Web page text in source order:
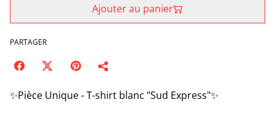
Ajouter au panier
PARTAGER
✨Pièce Unique - T-shirt blanc "Sud Express"✨